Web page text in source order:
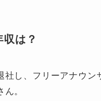
は？
社し、フリーアナウン
。